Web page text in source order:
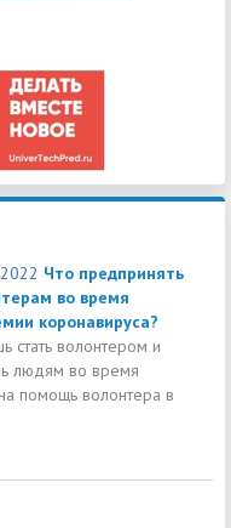
Что предпринять
во время
коронавируса?
стать волонтером и
людям во время
помощь волонтера в